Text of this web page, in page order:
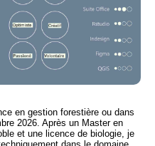
en gestion forestière ou dans
2026. Après un Master en
et une licence de biologie, je